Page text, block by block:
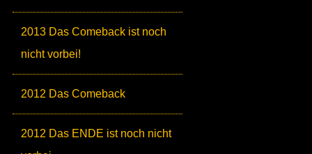
2013 Das Comeback ist noch
nicht vorbei!
2012 Das Comeback
2012 Das ENDE ist noch nicht